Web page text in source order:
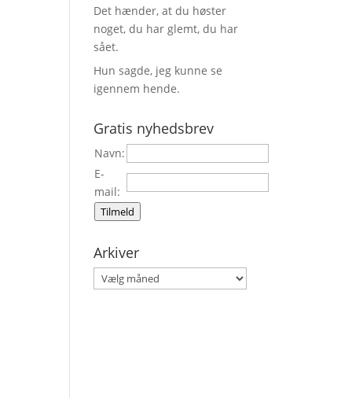
Det hænder, at du høster
noget, du har glemt, du har
sået.
Hun sagde, jeg kunne se
igennem hende.
Gratis nyhedsbrev
Navn:
E-
mail:
Tilmeld
Arkiver
Arkiver